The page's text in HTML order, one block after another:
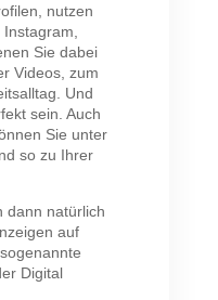
nutzen
Sie dabei
Videos, zum
Und
sein. Auch
Sie unter
so zu Ihrer
dann natürlich
auf
Digital